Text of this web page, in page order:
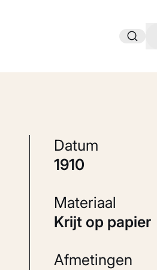
Datum
1910
Materiaal
Krijt op papier
Afmetingen